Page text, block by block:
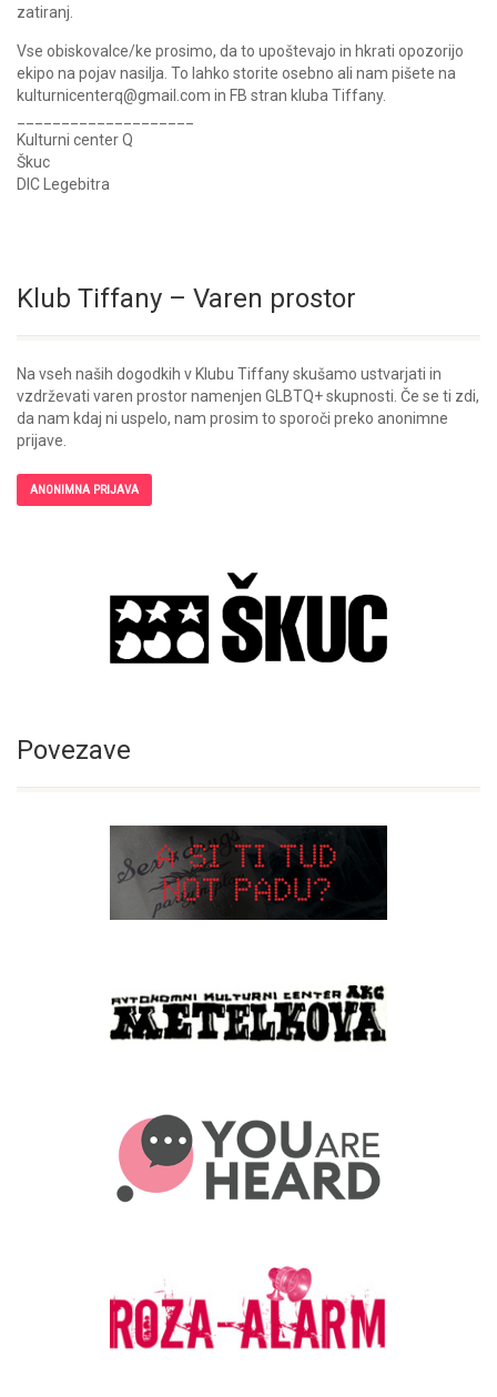
zatiranj.
Vse obiskovalce/ke prosimo, da to upoštevajo in hkrati opozorijo
ekipo na pojav nasilja. To lahko storite osebno ali nam pišete na
kulturnicenterq@gmail.com in FB stran kluba Tiffany.
Kulturni center Q
Škuc
DIC Legebitra
Klub Tiffany – Varen prostor
Na vseh naših dogodkih v Klubu Tiffany skušamo ustvarjati in
vzdrževati varen prostor namenjen GLBTQ+ skupnosti. Če se ti zdi,
da nam kdaj ni uspelo, nam prosim to sporoči preko anonimne
prijave.
ANONIMNA PRIJAVA
Povezave